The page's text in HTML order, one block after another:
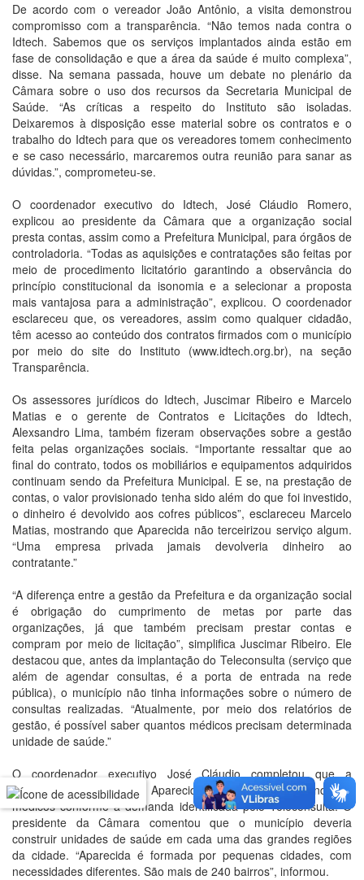
De acordo com o vereador João Antônio, a visita demonstrou
compromisso com a transparência. “Não temos nada contra o
Idtech. Sabemos que os serviços implantados ainda estão em
fase de consolidação e que a área da saúde é muito complexa”,
disse. Na semana passada, houve um debate no plenário da
Câmara sobre o uso dos recursos da Secretaria Municipal de
Saúde. “As críticas a respeito do Instituto são isoladas.
Deixaremos à disposição esse material sobre os contratos e o
trabalho do Idtech para que os vereadores tomem conhecimento
e se caso necessário, marcaremos outra reunião para sanar as
dúvidas.”, comprometeu-se.
O coordenador executivo do Idtech, José Cláudio Romero,
explicou ao presidente da Câmara que a organização social
presta contas, assim como a Prefeitura Municipal, para órgãos de
controladoria. “Todas as aquisições e contratações são feitas por
meio de procedimento licitatório garantindo a observância do
princípio constitucional da isonomia e a selecionar a proposta
mais vantajosa para a administração”, explicou. O coordenador
esclareceu que, os vereadores, assim como qualquer cidadão,
têm acesso ao conteúdo dos contratos firmados com o município
por meio do site do Instituto (www.idtech.org.br), na seção
Transparência.
Os assessores jurídicos do Idtech, Juscimar Ribeiro e Marcelo
Matias e o gerente de Contratos e Licitações do Idtech,
Alexsandro Lima, também fizeram observações sobre a gestão
feita pelas organizações sociais. “Importante ressaltar que ao
final do contrato, todos os mobiliários e equipamentos adquiridos
continuam sendo da Prefeitura Municipal. E se, na prestação de
contas, o valor provisionado tenha sido além do que foi investido,
o dinheiro é devolvido aos cofres públicos”, esclareceu Marcelo
Matias, mostrando que Aparecida não terceirizou serviço algum.
“Uma empresa privada jamais devolveria dinheiro ao
contratante.”
“A diferença entre a gestão da Prefeitura e da organização social
é obrigação do cumprimento de metas por parte das
organizações, já que também precisam prestar contas e
compram por meio de licitação”, simplifica Juscimar Ribeiro. Ele
destacou que, antes da implantação do Teleconsulta (serviço que
além de agendar consultas, é a porta de entrada na rede
pública), o município não tinha informações sobre o número de
consultas realizadas. “Atualmente, por meio dos relatórios de
gestão, é possível saber quantos médicos precisam determinada
unidade de saúde.”
O coordenador executivo José Cláudio completou que a
Secretaria de Saúde de Aparecida já está reposicionando os
médicos conforme a demanda identificada pelo Teleconsulta. O
presidente da Câmara comentou que o município deveria
construir unidades de saúde em cada uma das grandes regiões
da cidade. “Aparecida é formada por pequenas cidades, com
necessidades diferentes. São mais de 240 bairros”, informou.